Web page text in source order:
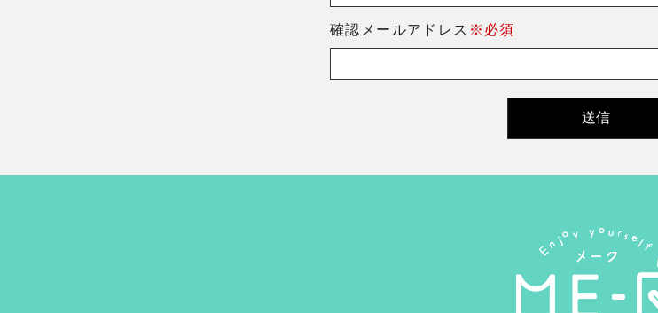
確認メールアドレス ※必須